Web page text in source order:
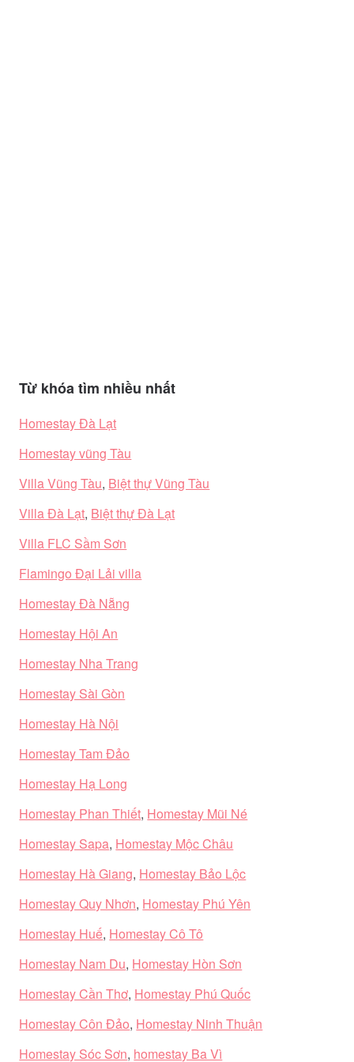
Từ khóa tìm nhiều nhất
Homestay Đà Lạt
Homestay vũng Tàu
Villa Vũng Tàu, Biệt thự Vũng Tàu
Villa Đà Lạt, Biệt thự Đà Lạt
Villa FLC Sầm Sơn
Flamingo Đại Lải villa
Homestay Đà Nẵng
Homestay Hội An
Homestay Nha Trang
Homestay Sài Gòn
Homestay Hà Nội
Homestay Tam Đảo
Homestay Hạ Long
Homestay Phan Thiết, Homestay Mũi Né
Homestay Sapa, Homestay Mộc Châu
Homestay Hà Giang, Homestay Bảo Lộc
Homestay Quy Nhơn, Homestay Phú Yên
Homestay Huế, Homestay Cô Tô
Homestay Nam Du, Homestay Hòn Sơn
Homestay Cần Thơ, Homestay Phú Quốc
Homestay Côn Đảo, Homestay Ninh Thuận
Homestay Sóc Sơn, homestay Ba Vì